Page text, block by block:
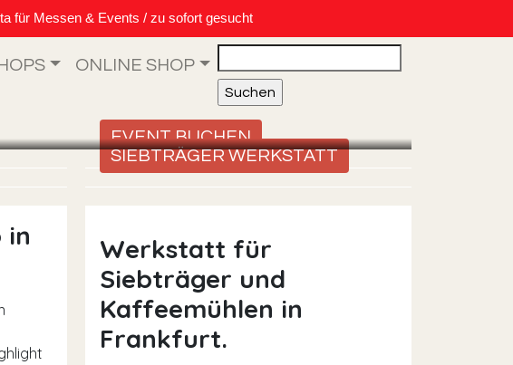
für Messen & Events / zu sofort gesucht
ONLINE SHOP
EVENT BUCHEN
SIEBTRÄGER WERKSTATT
in
Werkstatt für
Siebträger und
Kaffeemühlen in
Frankfurt.